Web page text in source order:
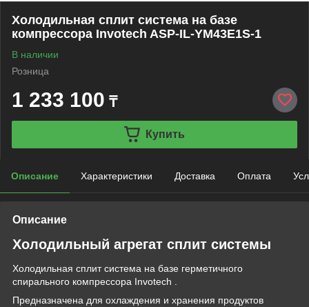
Холодильная сплит система на базе
компрессора Invotech ASP-IL-YM43E1S-1
В наличии
Розница
1 233 100 ₸
Купить
Описание Характеристики Доставка Оплата
Описание
Холодильный агрегат сплит системы
Холодильная сплит система на базе герметичного
спирального компрессора Invotech .
Предназначена для охлаждения и хранения продуктов